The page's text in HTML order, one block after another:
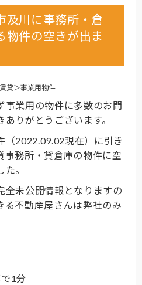
及川に事務所・倉
物件の空きが出ま
貸＞事業用物件
事業用の物件に多数のお問
りがとうございます。
（2022.09.02現在）に引き
事務所・貸倉庫の物件に空
。
全未公開情報となりますの
る不動産屋さんは弊社のみ
1分